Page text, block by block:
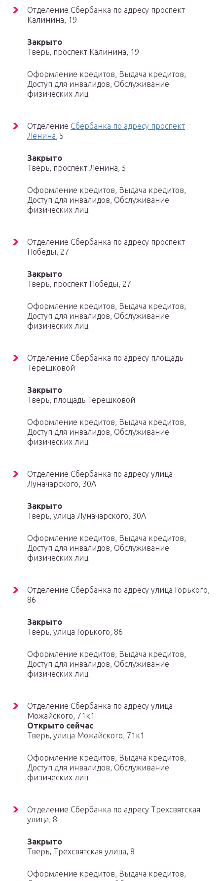
Отделение Сбербанка по адресу проспект
Калинина, 19
Закрыто
Тверь, проспект Калинина, 19
Оформление кредитов, Выдача кредитов,
Доступ для инвалидов, Обслуживание
физических лиц
Отделение Сбербанка по адресу проспект
Ленина, 5
Закрыто
Тверь, проспект Ленина, 5
Оформление кредитов, Выдача кредитов,
Доступ для инвалидов, Обслуживание
физических лиц
Отделение Сбербанка по адресу проспект
Победы, 27
Закрыто
Тверь, проспект Победы, 27
Оформление кредитов, Выдача кредитов,
Доступ для инвалидов, Обслуживание
физических лиц
Отделение Сбербанка по адресу площадь
Терешковой
Закрыто
Тверь, площадь Терешковой
Оформление кредитов, Выдача кредитов,
Доступ для инвалидов, Обслуживание
физических лиц
Отделение Сбербанка по адресу улица
Луначарского, 30А
Закрыто
Тверь, улица Луначарского, 30А
Оформление кредитов, Выдача кредитов,
Доступ для инвалидов, Обслуживание
физических лиц
Отделение Сбербанка по адресу улица Горького,
86
Закрыто
Тверь, улица Горького, 86
Оформление кредитов, Выдача кредитов,
Доступ для инвалидов, Обслуживание
физических лиц
Отделение Сбербанка по адресу улица
Можайского, 71к1
Открыто сейчас
Тверь, улица Можайского, 71к1
Оформление кредитов, Выдача кредитов,
Доступ для инвалидов, Обслуживание
физических лиц
Отделение Сбербанка по адресу Трехсвятская
улица, 8
Закрыто
Тверь, Трехсвятская улица, 8
Оформление кредитов, Выдача кредитов,